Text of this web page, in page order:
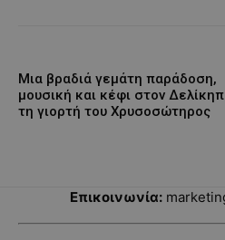
Μια βραδιά γεμάτη παράδοση,
μουσική και κέφι στον
τη γιορτή του Χρυσοσώτηρος
Επικοινωνία: